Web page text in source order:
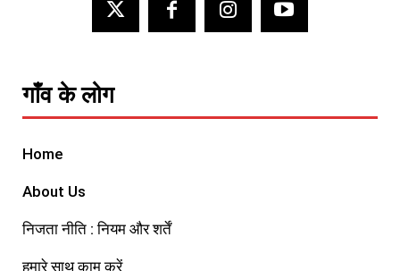
गाँव के लोग
Home
About Us
निजता नीति : नियम और शर्तें
हमारे साथ काम करें